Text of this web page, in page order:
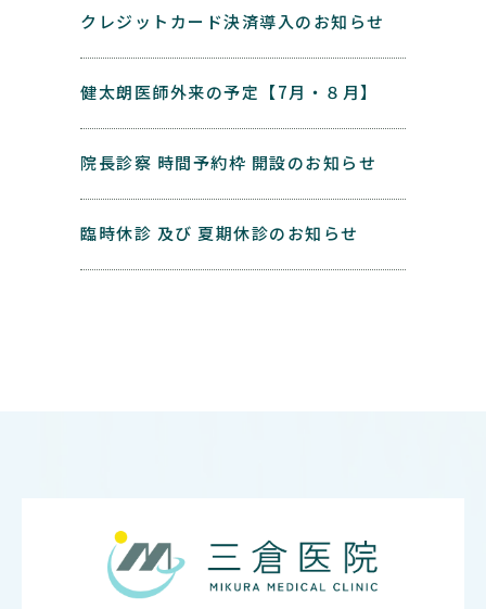
クレジットカード決済導入のお知らせ
健太朗医師外来の予定【7月・８月】
院長診察 時間予約枠 開設のお知らせ
臨時休診 及び 夏期休診のお知らせ